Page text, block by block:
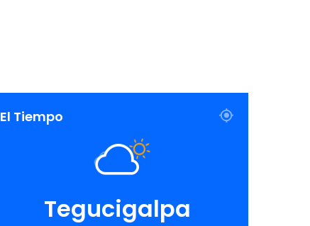
El Tiempo
Tegucigalpa